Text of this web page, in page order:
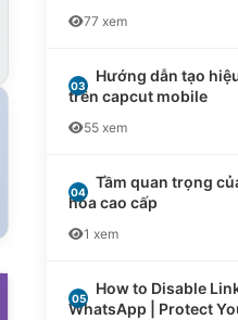
77 xem
Hướng dẫn tạo
trên capcut mobile
55 xem
Tầm quan trọng
hòa cao cấp
1 xem
How to Disable
WhatsApp | Protect